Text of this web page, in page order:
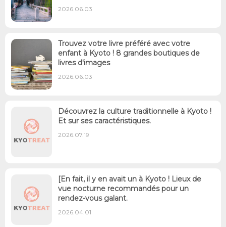
2026.06.03
Trouvez votre livre préféré avec votre
enfant à Kyoto ! 8 grandes boutiques de
livres d'images
2026.06.03
Découvrez la culture traditionnelle à Kyoto !
Et sur ses caractéristiques.
2026.07.19
[En fait, il y en avait un à Kyoto ! Lieux de
vue nocturne recommandés pour un
rendez-vous galant.
2026.04.01